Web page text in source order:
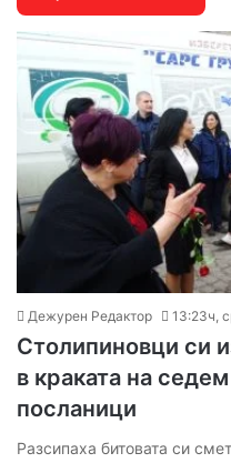
Дежурен Редактор 13:23ч,
Столипиновци си
в краката на
посланици
Разсипаха битовата си